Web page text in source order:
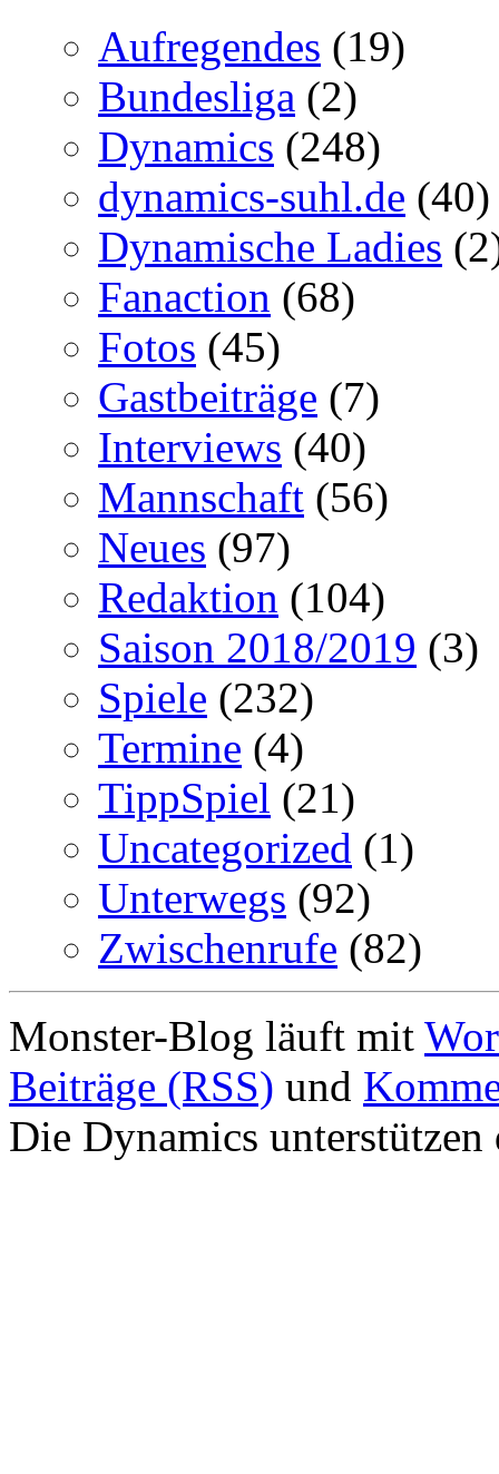
Aufregendes (19)
Bundesliga (2)
Dynamics (248)
dynamics-suhl.de (40)
Dynamische Ladies
Fanaction (68)
Fotos (45)
Gastbeiträge (7)
Interviews (40)
Mannschaft (56)
Neues (97)
Redaktion (104)
Saison 2018/2019 (3)
Spiele (232)
Termine (4)
TippSpiel (21)
Uncategorized (1)
Unterwegs (92)
Zwischenrufe (82)
Monster-Blog läuft mit
Beiträge (RSS) und
Die Dynamics